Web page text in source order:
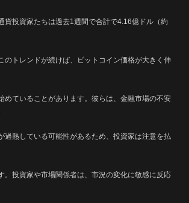
貨投資家たちは過去1週間で合計で4.16億ドル（約
トレンドが続けば、ビットコイン価格が大きく伸
めていることがあります。彼らは、金融市場の不安
過熱している可能性があるため、投資家は注意を払
。投資家や市場関係者は、市況の変化に敏感に反応